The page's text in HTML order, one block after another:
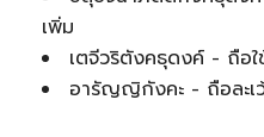
เพิ่ม
เตจีวริตังคธุดงค์ - ถือใ
อารัญญิกังคะ - ถือละเว้